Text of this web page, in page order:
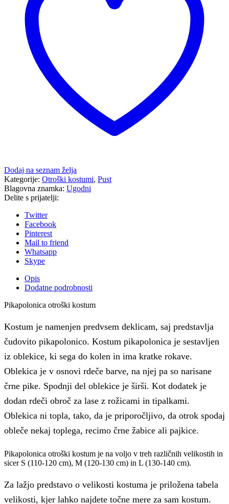
Dodaj na seznam želja
Kategorije: Otroški kostumi, Pust
Blagovna znamka: Ugodni
Delite s prijatelji:
Twitter
Facebook
Pinterest
Mail to friend
Whatsapp
Skype
Opis
Dodatne podrobnosti
Pikapolonica otroški kostum
Kostum je namenjen predvsem deklicam, saj predstavlja
čudovito pikapolonico. Kostum pikapolonica je sestavljen
iz oblekice, ki sega do kolen in ima kratke rokave.
Oblekica je v osnovi rdeče barve, na njej pa so narisane
črne pike. Spodnji del oblekice je širši. Kot dodatek je
dodan rdeči obroč za lase z rožicami in tipalkami.
Oblekica ni topla, tako, da je priporočljivo, da otrok spodaj
obleče nekaj toplega, recimo črne žabice ali pajkice.
Pikapolonica otroški kostum je na voljo v treh različnih velikostih in
sicer S (110-120 cm), M (120-130 cm) in L (130-140 cm).
Za lažjo predstavo o velikosti kostuma je priložena tabela
velikosti, kjer lahko najdete točne mere za sam kostum.